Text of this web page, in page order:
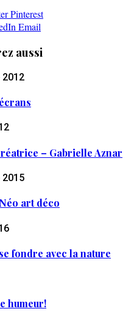
Pinterest
Email
aussi
2012
– Gabrielle Aznar
2015
art déco
fondre avec la nature
humeur!